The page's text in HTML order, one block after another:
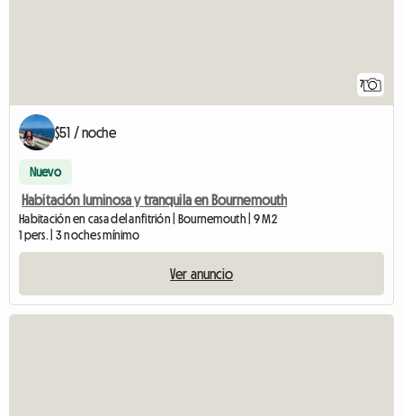
7
$51 / noche
Nuevo
Habitación luminosa y tranquila en Bournemouth
Habitación en casa del anfitrión | Bournemouth | 9 M2
1 pers. | 3 noches mínimo
Ver anuncio